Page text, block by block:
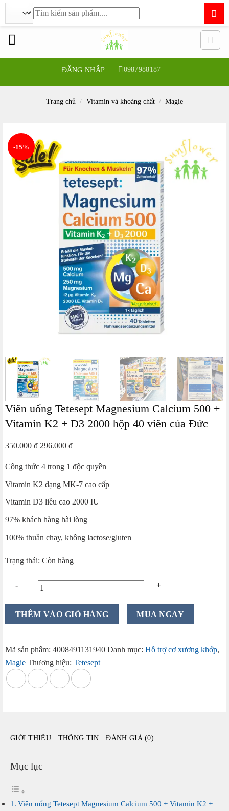
ĐĂNG NHẬP 0987988187
Tìm
kiếm:
Trang chủ / Vitamin và khoáng chất / Magie
-15%
Viên uống Tetesept Magnesium Calcium 500 +
Vitamin K2 + D3 2000 hộp 40 viên của Đức
350.000₫ Giá
là:
350.000 ₫.
296.000 ₫Giá
tại
là:
Công thức 4 trong 1 độc quyền
Vitamin K2 dạng MK-7 cao cấp
Vitamin D3 liều cao 2000 IU
97% khách hàng hài lòng
100% thuần chay, không lactose/gluten
Trạng thái: Còn hàng
Viên
Magnesium
500
+
2000
40
của
THÊM VÀO GIỎ HÀNG MUA NGAY
Mã sản phẩm: 4008491131940 Danh mục: Hỗ trợ cơ xương khớp,
Magie Thương hiệu: Tetesept
GIỚI THIỆU THÔNG TIN ĐÁNH GIÁ (0)
Mục lục
Viên uống Tetesept Magnesium Calcium 500 + Vitamin K2 +